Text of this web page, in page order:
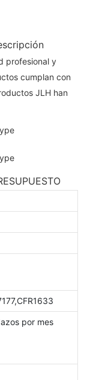
profesional y
cumplan con
JLH han
por mes